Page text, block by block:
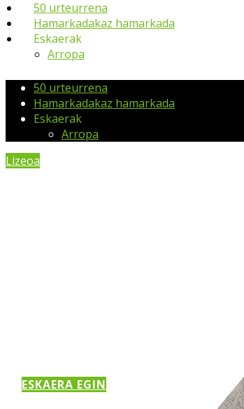
50 urteurrena
Hamarkadakaz hamarkada
Eskaerak
Arropa
50 urteurrena
Hamarkadakaz hamarkada
Eskaerak
Arropa
Lizeoa
ESKAERA EGIN